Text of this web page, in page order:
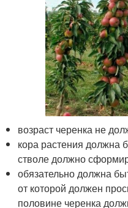
возраст черенка не
кора растения должна
стволе должно
обязательно должна
от которой должен
половине черенка